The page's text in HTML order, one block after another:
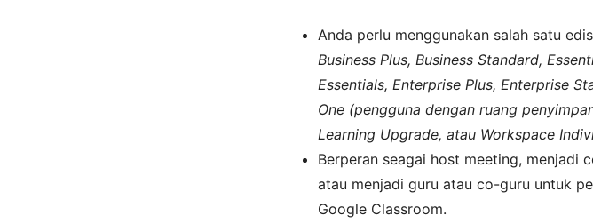
Anda perlu menggunakan salah satu
Business Plus, Business Standard,
Essentials, Enterprise Plus, Enterprise
One (pengguna dengan ruang
Learning Upgrade, atau Workspace
Berperan seagai host meeting, menjadi
atau menjadi guru atau co-guru untuk
Google Classroom.